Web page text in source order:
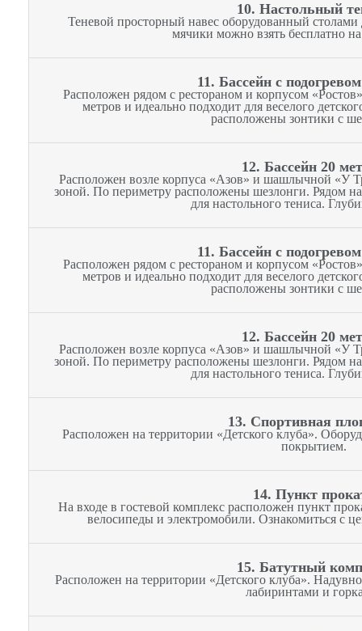
10. Настольный
Теневой просторный навес оборудованный столами
мячики можно взять бесплатно
11. Бассейн с
Расположен рядом с рестораном и корпусом
метров и идеально подходит для веселого
расположены зонтики с
12. Бассейн 20
Расположен возле корпуса «Азов» и шашлычной «У
зоной. По периметру расположены шезлонги. Рядом
для настольного тениса.
11. Бассейн с
Расположен рядом с рестораном и корпусом
метров и идеально подходит для веселого
расположены зонтики с
12. Бассейн 20
Расположен возле корпуса «Азов» и шашлычной «У
зоной. По периметру расположены шезлонги. Рядом
для настольного тениса.
13. Спортивная
Расположен на территории «Детского клуба».
покрытием.
14. Пункт
На входе в гостевой комплекс расположен пункт
велосипеды и электромобили. Ознакомиться с
15. Батутный
Расположен на территории «Детского клуба».
лабиринтами и